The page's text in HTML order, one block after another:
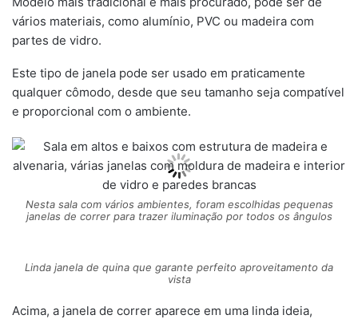
vários materiais, como alumínio, PVC ou madeira com
partes de vidro.
Este tipo de janela pode ser usado em praticamente
qualquer cômodo, desde que seu tamanho seja compatível
e proporcional com o ambiente.
Nesta sala com vários ambientes, foram escolhidas pequenas
janelas de correr para trazer iluminação por todos os ângulos
Linda janela de quina que garante perfeito aproveitamento da
vista
Acima, a janela de correr aparece em uma linda ideia,